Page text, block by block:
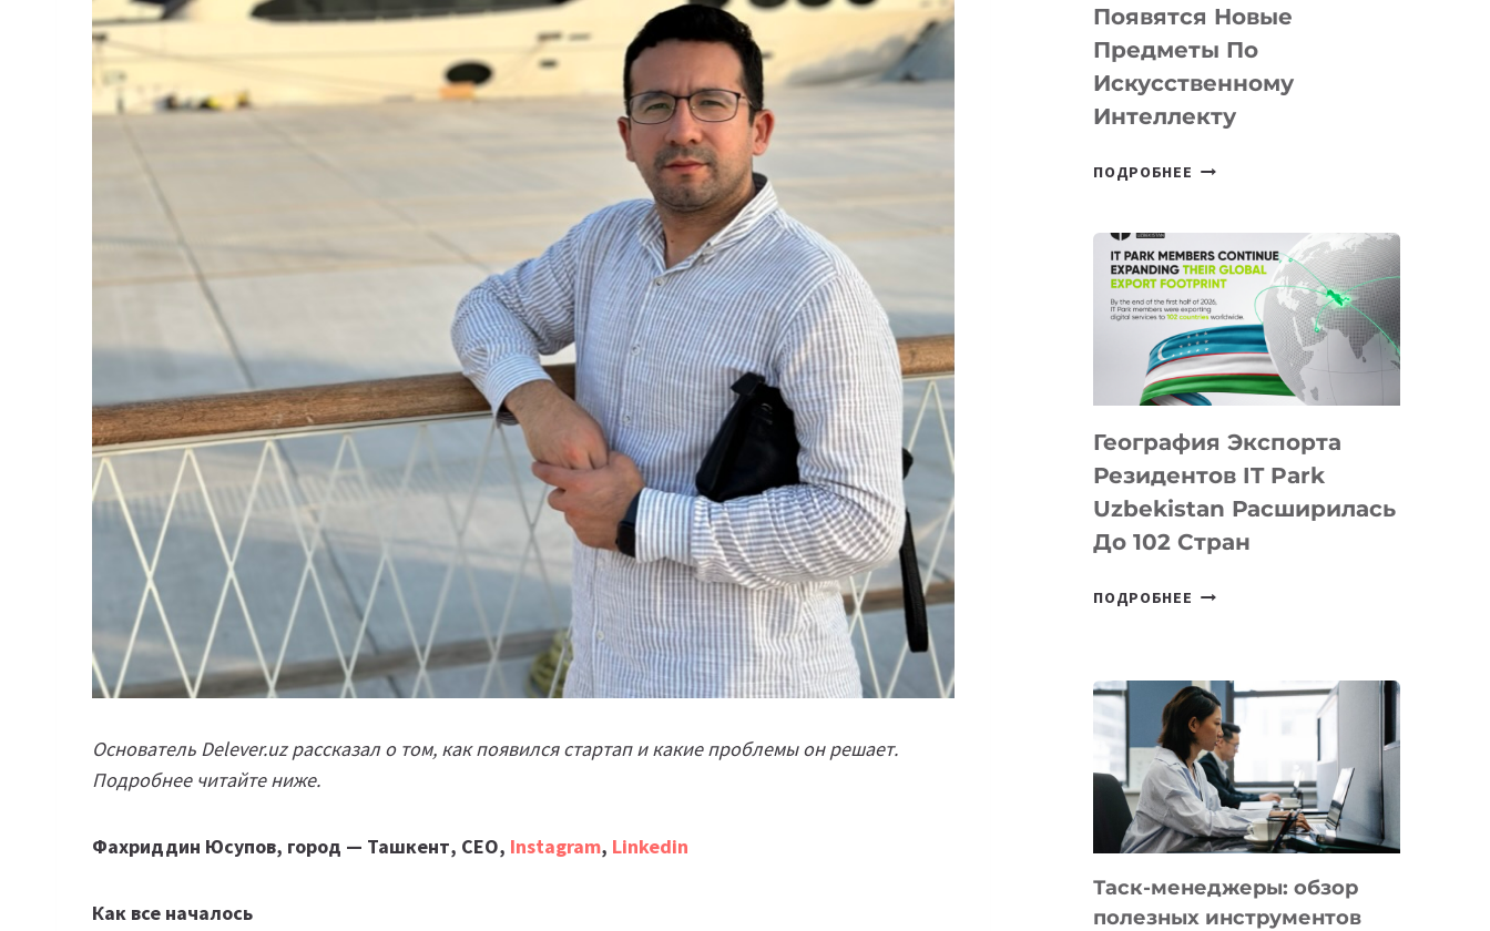
Основатель Delever.uz рассказал о том, как появился стартап и какие проблемы он решает.
Подробнее читайте ниже.
Фахриддин Юсупов, город — Ташкент, CEO, Instagram, Linkedin
Как все началось
ТЕХНОЛОГИЧЕСКИХ
СТАРТАПОВ
Появятся Новые
Предметы По
Искусственному
Интеллекту
ПОДРОБНЕЕ
ПОЯВЯТСЯ
НОВЫЕ
ПРЕДМЕТЫ
ПО
ИСКУССТВЕННОМУ
ИНТЕЛЛЕКТУ
География Экспорта
Резидентов IT Park
Uzbekistan Расширилась
До 102 Стран
ПОДРОБНЕЕ ГЕОГРАФИЯ
PARK
UZBEKISTAN
РАСШИРИЛАСЬ
ДО
102
СТРАН
Таск-менеджеры: обзор
полезных инструментов